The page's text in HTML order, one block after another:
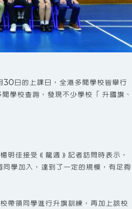
日的上課日，全港多間學校皆舉行
學校查詢，發現不少學校 「升國旗、
明佳接受《龍週》記者訪問時表示，
學加入，達到了一定的規模，有足夠
帶領同學進行升旗訓練，再加上該校